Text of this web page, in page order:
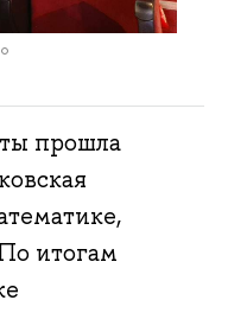
прошла
итогам